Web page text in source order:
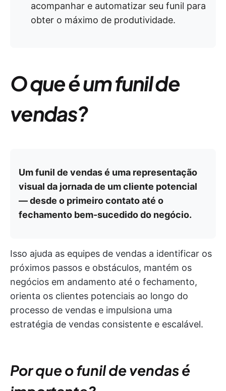
acompanhar e automatizar seu funil para
obter o máximo de produtividade.
O que é um funil de
vendas?
Um funil de vendas é uma representação
visual da jornada de um cliente potencial
— desde o primeiro contato até o
fechamento bem-sucedido do negócio.
Isso ajuda as equipes de vendas a identificar os
próximos passos e obstáculos, mantém os
negócios em andamento até o fechamento,
orienta os clientes potenciais ao longo do
processo de vendas e impulsiona uma
estratégia de vendas consistente e escalável.
Por que o funil de vendas é